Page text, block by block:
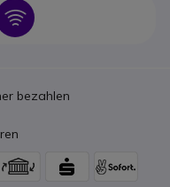
Icon
bezahlen